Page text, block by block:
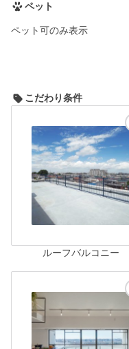
ペット
ペット可のみ表示
こだわり条件
ルーフバルコニー